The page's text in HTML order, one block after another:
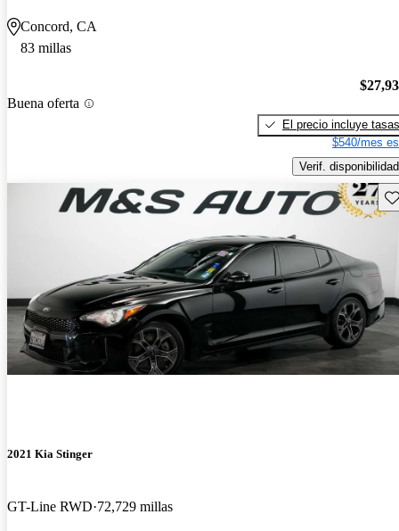
Concord, CA
83 millas
Buena oferta
El precio incluye tasas
$540/mes
Verif. disponibilidad
2021 Kia Stinger
GT-Line RWD 72,729 millas